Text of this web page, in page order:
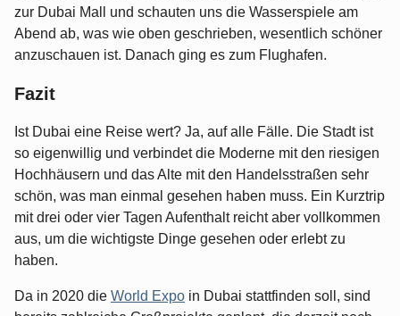
zur Dubai Mall und schauten uns die Wasserspiele am
Abend ab, was wie oben geschrieben, wesentlich schöner
anzuschauen ist. Danach ging es zum Flughafen.
Fazit
Ist Dubai eine Reise wert? Ja, auf alle Fälle. Die Stadt ist
so eigenwillig und verbindet die Moderne mit den riesigen
Hochhäusern und das Alte mit den Handelsstraßen sehr
schön, was man einmal gesehen haben muss. Ein Kurztrip
mit drei oder vier Tagen Aufenthalt reicht aber vollkommen
aus, um die wichtigste Dinge gesehen oder erlebt zu
haben.
Da in 2020 die World Expo in Dubai stattfinden soll, sind